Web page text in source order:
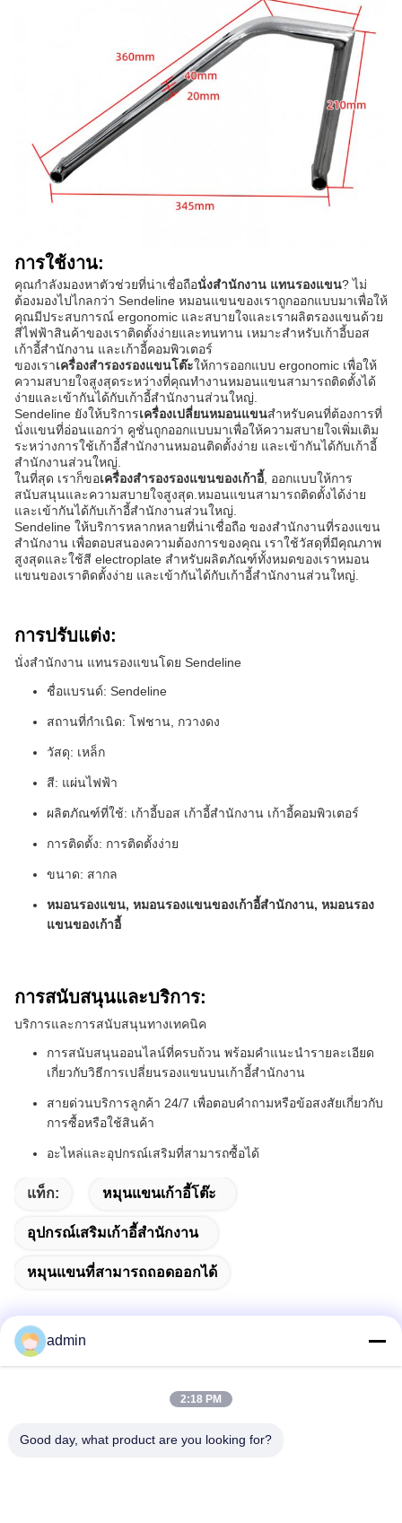
การใช้งาน:
คุณกําลังมองหาตัวช่วยที่น่าเชื่อถือนั่งสํานักงาน แทนรองแขน? ไม่
ต้องมองไปไกลกว่า Sendeline หมอนแขนของเราถูกออกแบบมาเพื่อให้
คุณมีประสบการณ์ ergonomic และสบายใจและเราผลิตรองแขนด้วย
สีไฟฟ้าสินค้าของเราติดตั้งง่ายและทนทาน เหมาะสําหรับเก้าอี้บอส
เก้าอี้สํานักงาน และเก้าอี้คอมพิวเตอร์
ของเราเครื่องสํารองรองแขนโต๊ะให้การออกแบบ ergonomic เพื่อให้
ความสบายใจสูงสุดระหว่างที่คุณทํางานหมอนแขนสามารถติดตั้งได้
ง่ายและเข้ากันได้กับเก้าอี้สํานักงานส่วนใหญ่.
Sendeline ยังให้บริการเครื่องเปลี่ยนหมอนแขนสําหรับคนที่ต้องการที่
นั่งแขนที่อ่อนแอกว่า คูชั่นถูกออกแบบมาเพื่อให้ความสบายใจเพิ่มเติม
ระหว่างการใช้เก้าอี้สํานักงานหมอนติดตั้งง่าย และเข้ากันได้กับเก้าอี้
สํานักงานส่วนใหญ่.
ในที่สุด เราก็ขอเครื่องสํารองรองแขนของเก้าอี้ , ออกแบบให้การ
สนับสนุนและความสบายใจสูงสุด.หมอนแขนสามารถติดตั้งได้ง่าย
และเข้ากันได้กับเก้าอี้สํานักงานส่วนใหญ่.
Sendeline ให้บริการหลากหลายที่น่าเชื่อถือ ของสํานักงานที่รองแขน
สํานักงาน เพื่อตอบสนองความต้องการของคุณ เราใช้วัสดุที่มีคุณภาพ
สูงสุดและใช้สี electroplate สําหรับผลิตภัณฑ์ทั้งหมดของเราหมอน
แขนของเราติดตั้งง่าย และเข้ากันได้กับเก้าอี้สํานักงานส่วนใหญ่.
การปรับแต่ง:
นั่งสํานักงาน แทนรองแขนโดย Sendeline
ชื่อแบรนด์: Sendeline
สถานที่กําเนิด: โฟชาน, กวางดง
วัสดุ: เหล็ก
สี: แผ่นไฟฟ้า
ผลิตภัณฑ์ที่ใช้: เก้าอี้บอส เก้าอี้สํานักงาน เก้าอี้คอมพิวเตอร์
การติดตั้ง: การติดตั้งง่าย
ขนาด: สากล
หมอนรองแขน, หมอนรองแขนของเก้าอี้สํานักงาน, หมอนรอง
แขนของเก้าอี้
การสนับสนุนและบริการ:
บริการและการสนับสนุนทางเทคนิค
การสนับสนุนออนไลน์ที่ครบถ้วน พร้อมคําแนะนํารายละเอียด
เกี่ยวกับวิธีการเปลี่ยนรองแขนบนเก้าอี้สํานักงาน
สายด่วนบริการลูกค้า 24/7 เพื่อตอบคําถามหรือข้อสงสัยเกี่ยวกับ
การซื้อหรือใช้สินค้า
อะไหล่และอุปกรณ์เสริมที่สามารถซื้อได้
แท็ก: หมุนแขนเก้าอี้โต๊ะ
อุปกรณ์เสริมเก้าอี้สํานักงาน
หมุนแขนที่สามารถถอดออกได้
admin
2:18 PM
Good day, what product are you looking for?